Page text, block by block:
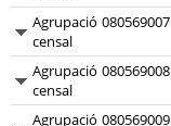
Agrupació
censal
080569007
Agrupació
censal
080569008
Agrupació 080569009